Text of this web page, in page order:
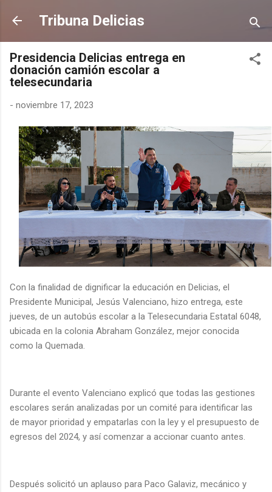
Ir al contenido principal
Tribuna Delicias
Presidencia Delicias entrega en
donación camión escolar a
telesecundaria
- noviembre 17, 2023
Con la finalidad de dignificar la educación en Delicias, el
Presidente Municipal, Jesús Valenciano, hizo entrega, este
jueves, de un autobús escolar a la Telesecundaria Estatal 6048,
ubicada en la colonia Abraham González, mejor conocida
como la Quemada.
Durante el evento Valenciano explicó que todas las gestiones
escolares serán analizadas por un comité para identificar las
de mayor prioridad y empatarlas con la ley y el presupuesto de
egresos del 2024, y así comenzar a accionar cuanto antes.
Después solicitó un aplauso para Paco Galaviz, mecánico y